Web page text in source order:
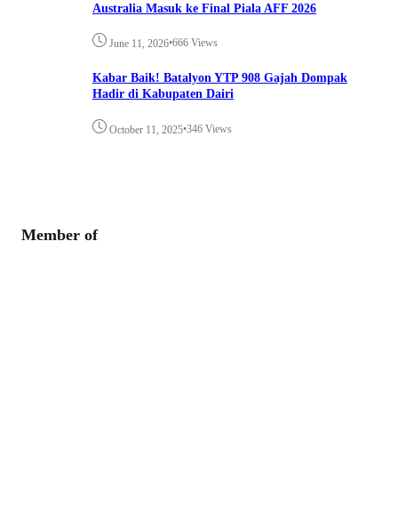
Australia Masuk ke Final Piala AFF 2026
June 11, 2026•666 Views
Kabar Baik! Batalyon YTP 908 Gajah Dompak
Hadir di Kabupaten Dairi
October 11, 2025•346 Views
Member of